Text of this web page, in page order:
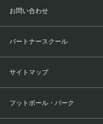
お問い合わせ
パートナースクール
サイトマップ
フットボール・パーク